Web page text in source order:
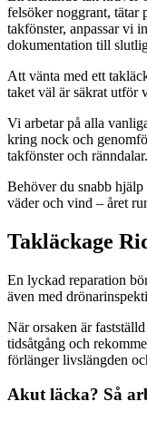
felsöker noggrant, tätar
takfönster, anpassar vi
dokumentation till
Att vänta med ett
taket väl är säkrat utför
Vi arbetar på alla
kring nock och
takfönster och ränndalar.
Behöver du snabb
väder och vind – året
Takläckage
En lyckad reparation
även med
När orsaken är
tidsåtgång och
förlänger livslängden
Akut läcka? Så